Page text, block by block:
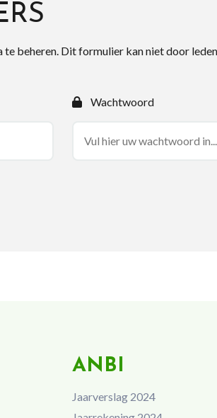
beheren. Dit formulier kan niet door
Wachtwoord
ANBI
Jaarverslag 2024